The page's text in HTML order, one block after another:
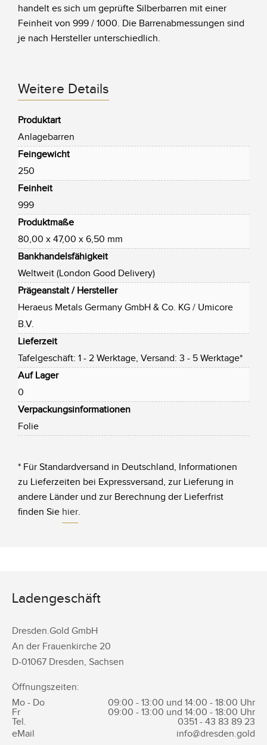
handelt es sich um geprüfte Silberbarren mit einer
Feinheit von 999 / 1000. Die Barrenabmessungen sind
je nach Hersteller unterschiedlich.
Weitere Details
Produktart
Anlagebarren
Feingewicht
250
Feinheit
999
Produktmaße
80,00 x 47,00 x 6,50 mm
Bankhandelsfähigkeit
Weltweit (London Good Delivery)
Prägeanstalt / Hersteller
Heraeus Metals Germany GmbH & Co. KG / Umicore
B.V.
Lieferzeit
Tafelgeschäft: 1 - 2 Werktage, Versand: 3 - 5 Werktage*
Auf Lager
0
Verpackungsinformationen
Folie
* Für Standardversand in Deutschland, Informationen
zu Lieferzeiten bei Expressversand, zur Lieferung in
andere Länder und zur Berechnung der Lieferfrist
finden Sie hier.
Ladengeschäft
Dresden.Gold GmbH
An der Frauenkirche 20
D-01067 Dresden, Sachsen
Öffnungszeiten:
Mo - Do
09:00 - 13:00 und 14:00 - 18:00 Uhr
Fr
09:00 - 13:00 und 14:00 - 18:00 Uhr
Tel.
0351 - 43 83 89 23
eMail
info@dresden.gold